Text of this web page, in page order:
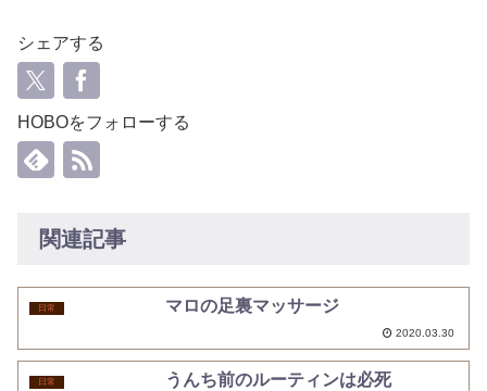
シェアする
HOBOをフォローする
関連記事
日常 マロの足裏マッサージ
2020.03.30
日常 うんち前のルーティンは必死